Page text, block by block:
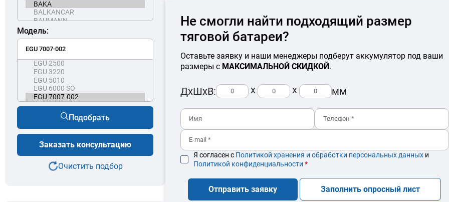
Модель:
Подобрать
Заказать консультацию
Очистить подбор
Не смогли найти подходящий размер
тяговой батареи?
Оставьте заявку и наши менеджеры подберут аккумулятор под ваши
размеры с МАКСИМАЛЬНОЙ СКИДКОЙ.
ДхШхВ: x x мм
Я согласен с Политикой хранения и обработки персональных данных и
Политикой конфиденциальности *
Отправить заявку Заполнить опросный лист